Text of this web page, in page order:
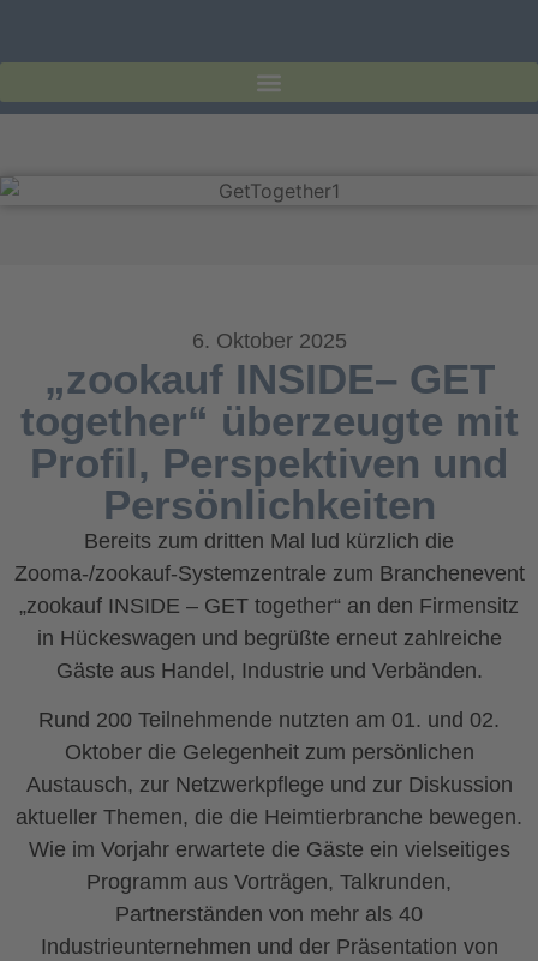
6. Oktober 2025
„zookauf INSIDE– GET
together“ überzeugte mit
Profil, Perspektiven und
Persönlichkeiten
Bereits zum dritten Mal lud kürzlich die
Zooma-/zookauf-Systemzentrale zum Branchenevent
„zookauf INSIDE – GET together“ an den Firmensitz
in Hückeswagen und begrüßte erneut zahlreiche
Gäste aus Handel, Industrie und Verbänden.
Rund 200 Teilnehmende nutzten am 01. und 02.
Oktober die Gelegenheit zum persönlichen
Austausch, zur Netzwerkpflege und zur Diskussion
aktueller Themen, die die Heimtierbranche bewegen.
Wie im Vorjahr erwartete die Gäste ein vielseitiges
Programm aus Vorträgen, Talkrunden,
Partnerständen von mehr als 40
Industrieunternehmen und der Präsentation von